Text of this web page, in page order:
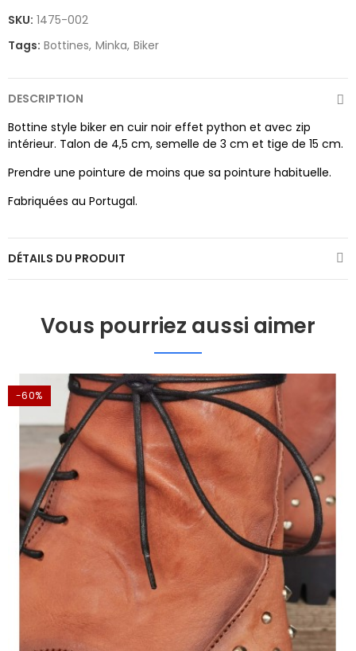
SKU: 1475-002
Tags: Bottines Minka Biker
DESCRIPTION
Bottine style biker en cuir noir effet python et avec zip
intérieur. Talon de 4,5 cm, semelle de 3 cm et tige de 15 cm.
Prendre une pointure de moins que sa pointure habituelle.
Fabriquées au Portugal.
DÉTAILS DU PRODUIT
Vous pourriez aussi aimer
-60%